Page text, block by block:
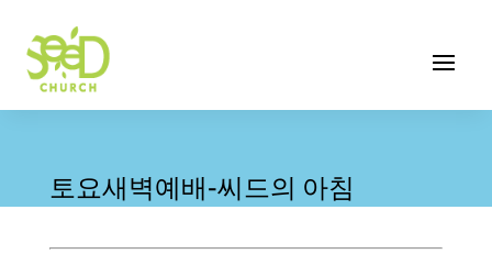
토요새벽예배-씨드의 아침